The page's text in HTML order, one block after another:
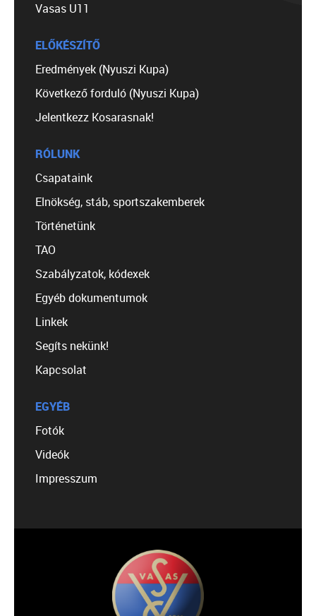
Vasas U11
ELŐKÉSZÍTŐ
Eredmények (Nyuszi Kupa)
Következő forduló (Nyuszi Kupa)
Jelentkezz Kosarasnak!
RÓLUNK
Csapataink
Elnökség, stáb, sportszakemberek
Történetünk
TAO
Szabályzatok, kódexek
Egyéb dokumentumok
Linkek
Segíts nekünk!
Kapcsolat
EGYÉB
Fotók
Videók
Impresszum